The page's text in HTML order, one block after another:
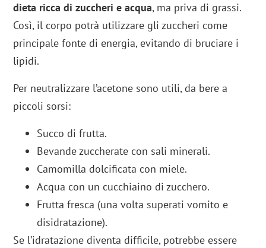
dieta ricca di zuccheri e acqua, ma priva di grassi.
Così, il corpo potrà utilizzare gli zuccheri come
principale fonte di energia, evitando di bruciare i
lipidi.
Per neutralizzare l’acetone sono utili, da bere a
piccoli sorsi:
Succo di frutta.
Bevande zuccherate con sali minerali.
Camomilla dolcificata con miele.
Acqua con un cucchiaino di zucchero.
Frutta fresca (una volta superati vomito e
disidratazione).
Se l’idratazione diventa difficile, potrebbe essere